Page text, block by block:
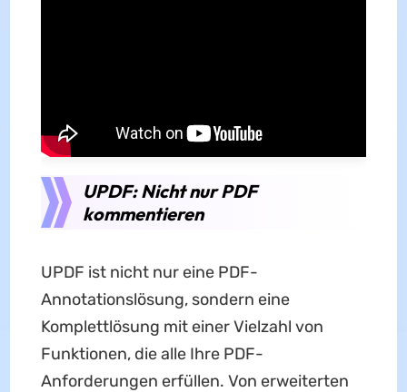
UPDF: Nicht nur PDF
kommentieren
UPDF ist nicht nur eine PDF-
Annotationslösung, sondern eine
Komplettlösung mit einer Vielzahl von
Funktionen, die alle Ihre PDF-
Anforderungen erfüllen. Von erweiterten